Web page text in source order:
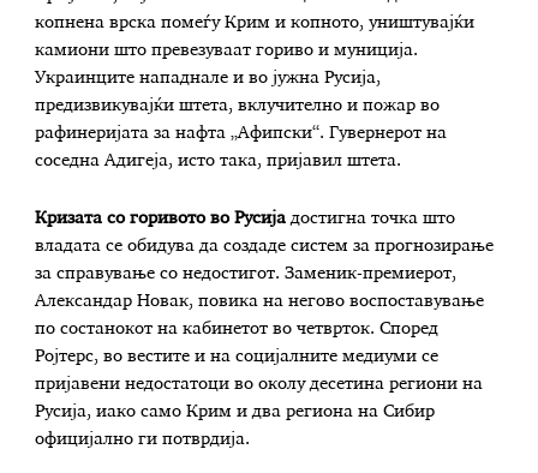
копнена врска помеѓу Крим и копното, уништувајќи
камиони што превезуваат гориво и муниција.
Украинците нападнале и во јужна Русија,
предизвикувајќи штета, вклучително и пожар во
рафинеријата за нафта „Афипски“. Гувернерот на
соседна Адигеја, исто така, пријавил штета.
Кризата со горивото во Русијадостигна точка што
владата се обидува да создаде систем за прогнозирање
за справување со недостигот. Заменик-премиерот,
Александар Новак, повика на негово воспоставување
по состанокот на кабинетот во четврток. Според
Ројтерс, во вестите и на социјалните медиуми се
пријавени недостатоци во околу десетина региони на
Русија, иако само Крим и два региона на Сибир
официјално ги потврдија.